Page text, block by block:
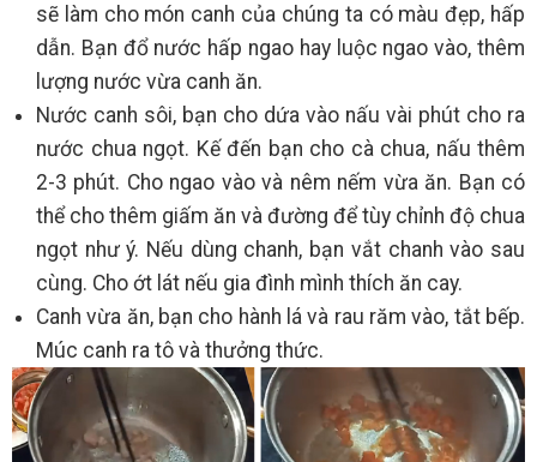
sẽ làm cho món canh của chúng ta có màu đẹp, hấp
dẫn. Bạn đổ nước hấp ngao hay luộc ngao vào, thêm
lượng nước vừa canh ăn.
Nước canh sôi, bạn cho dứa vào nấu vài phút cho ra
nước chua ngọt. Kế đến bạn cho cà chua, nấu thêm
2-3 phút. Cho ngao vào và nêm nếm vừa ăn. Bạn có
thể cho thêm giấm ăn và đường để tùy chỉnh độ chua
ngọt như ý. Nếu dùng chanh, bạn vắt chanh vào sau
cùng. Cho ớt lát nếu gia đình mình thích ăn cay.
Canh vừa ăn, bạn cho hành lá và rau răm vào, tắt bếp.
Múc canh ra tô và thưởng thức.